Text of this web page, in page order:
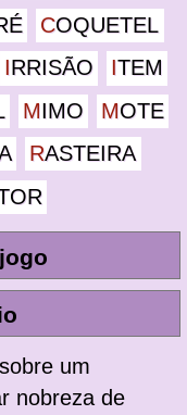
COQUETEL
IRRISÃO
ITEM
MIMO
MOTE
RASTEIRA
um
nobreza de